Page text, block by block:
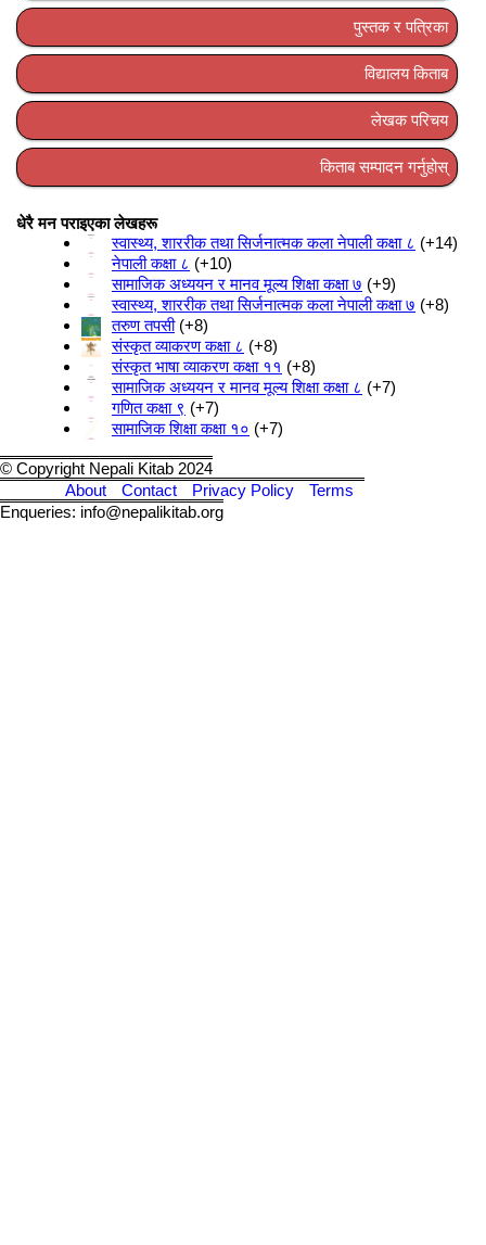
पुस्तक र पत्रिका
विद्यालय किताब
लेखक परिचय
किताब सम्पादन गर्नुहोस्
धेरै मन पराइएका लेखहरू
स्वास्थ्य, शाररीक तथा सिर्जनात्मक कला नेपाली कक्षा ८
+14
नेपाली कक्षा ८
+10
सामाजिक अध्ययन र मानव मूल्य शिक्षा कक्षा ७ +9
स्वास्थ्य, शाररीक तथा सिर्जनात्मक कला नेपाली कक्षा ७ +8
तरुण तपसी +8
संस्कृत व्याकरण कक्षा ८
+8
संस्कृत भाषा व्याकरण कक्षा ११
+8
सामाजिक अध्ययन र मानव मूल्य शिक्षा कक्षा ८
+7
गणित कक्षा ९
+7
सामाजिक शिक्षा कक्षा १० +7
© Copyright Nepali Kitab 2024
About
Contact Privacy Policy
Terms
Enqueries: info@nepalikitab.org